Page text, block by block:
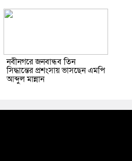
নবীনগরে জনবান্ধব তিন
সিদ্ধান্তের প্রশংসায় ভাসছেন এমপি
আব্দুল মান্নান